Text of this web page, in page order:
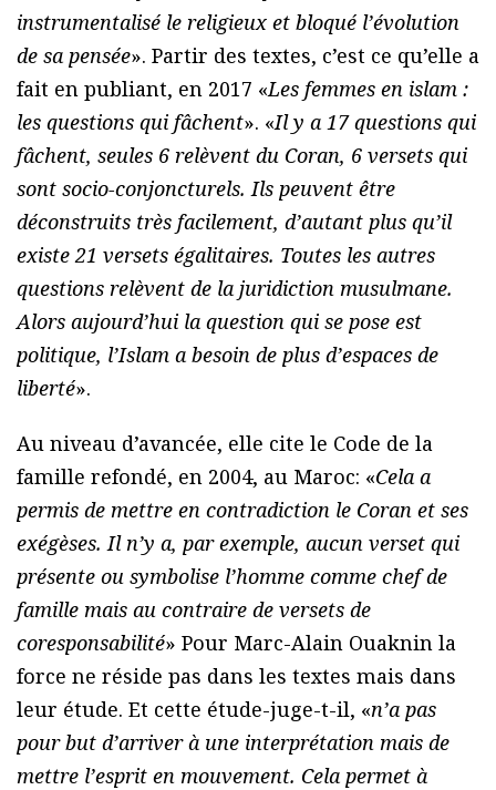
instrumentalisé le religieux et bloqué l’évolution
de sa pensée». Partir des textes, c’est ce qu’elle a
fait en publiant, en 2017 «Les femmes en islam :
les questions qui fâchent». «Il y a 17 questions qui
fâchent, seules 6 relèvent du Coran, 6 versets qui
sont socio-conjoncturels. Ils peuvent être
déconstruits très facilement, d’autant plus qu’il
existe 21 versets égalitaires. Toutes les autres
questions relèvent de la juridiction musulmane.
Alors aujourd’hui la question qui se pose est
politique, l’Islam a besoin de plus d’espaces de
liberté».
Au niveau d’avancée, elle cite le Code de la
famille refondé, en 2004, au Maroc: «Cela a
permis de mettre en contradiction le Coran et ses
exégèses. Il n’y a, par exemple, aucun verset qui
présente ou symbolise l’homme comme chef de
famille mais au contraire de versets de
coresponsabilité» Pour Marc-Alain Ouaknin la
force ne réside pas dans les textes mais dans
leur étude. Et cette étude-juge-t-il, «n’a pas
pour but d’arriver à une interprétation mais de
mettre l’esprit en mouvement. Cela permet à